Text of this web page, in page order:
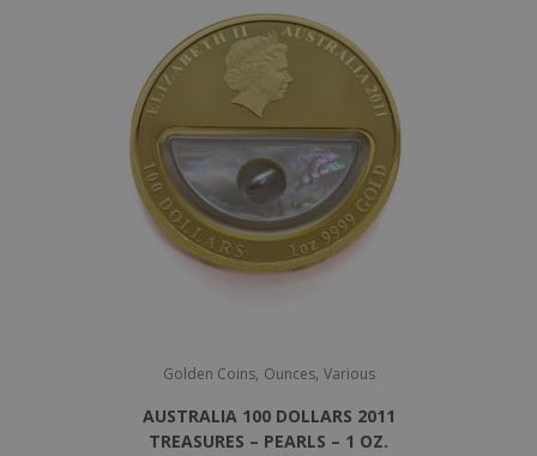
Golden Coins, Ounces, Various
AUSTRALIA 100 DOLLARS 2011
TREASURES – PEARLS – 1 OZ.